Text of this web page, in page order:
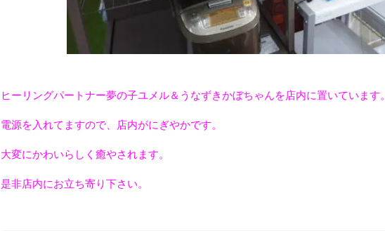
ヒーリングパートナー夢の子ユメル＆うなずきかぼちゃんを店内に置いています。
電源を入れてますので、店内がにぎやかです。
大変にかわいらしく癒やされます。
是非店内にお立ち寄り下さい。